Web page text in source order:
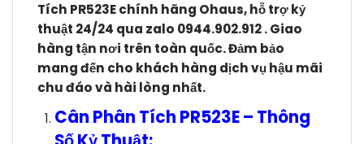
Tích PR523E chính hãng Ohaus, hỗ trợ kỷ
thuật 24/24 qua zalo 0944.902.912 . Giao
hàng tận nơi trên toàn quốc. Đảm bảo
mang đến cho khách hàng dịch vụ hậu mãi
chu đáo và hài lòng nhất.
Cân Phân Tích PR523E – Thông